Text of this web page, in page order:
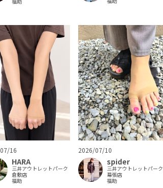
16
HARA
三井アウトレットパーク
倉敷店
福助
2026/07/10
spider
三井アウトレットパーク
幕張店
福助